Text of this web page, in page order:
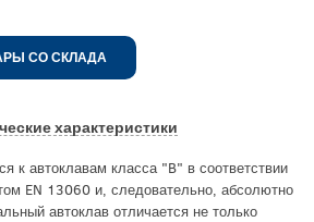
СО СКЛАДА
характеристики
к автоклавам класса "B" в соответствии
EN 13060 и, следовательно, абсолютно
автоклав отличается не только